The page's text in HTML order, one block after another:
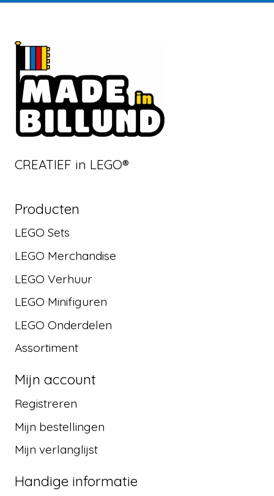
CREATIEF in LEGO®
Producten
LEGO Sets
LEGO Merchandise
LEGO Verhuur
LEGO Minifiguren
LEGO Onderdelen
Assortiment
Mijn account
Registreren
Mijn bestellingen
Mijn verlanglijst
Handige informatie